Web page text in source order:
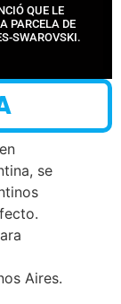
QUE LE
PARCELA DE
SWAROVSKI.
se
Aires.